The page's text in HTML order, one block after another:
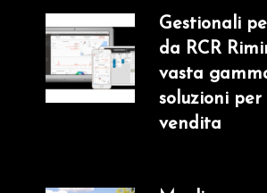
Gestionali
da RCR
vasta
soluzioni
vendita